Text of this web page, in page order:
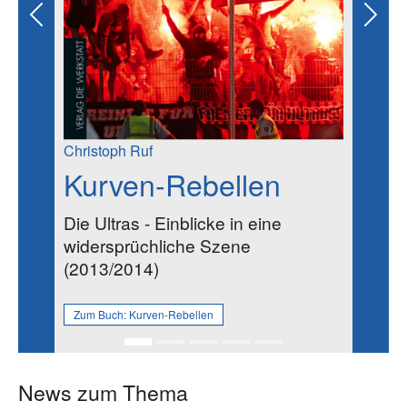
Christoph Ruf
Kurven-Rebellen
Die Ultras - Einblicke in eine
widersprüchliche Szene
(2013/2014)
Zum Buch: Kurven-Rebellen
Previous Next
News zum Thema